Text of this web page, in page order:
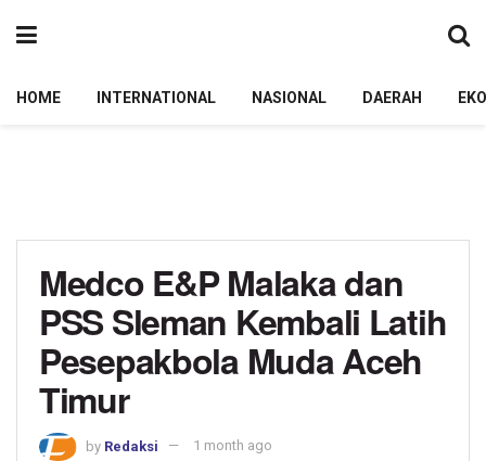
HOME INTERNATIONAL NASIONAL DAERAH
Medco E&P Malaka dan
PSS Sleman Kembali Latih
Pesepakbola Muda Aceh
Timur
by Redaksi 1 month ago